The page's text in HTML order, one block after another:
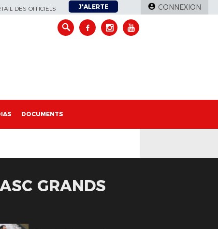
DES OFFICIELS J'ALERTE CONNEXION
DOCUMENTS
GRANDS